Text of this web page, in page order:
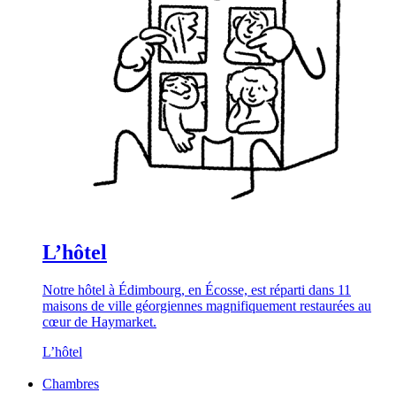
L’hôtel
Notre hôtel à Édimbourg, en Écosse, est réparti dans 11
maisons de ville géorgiennes magnifiquement restaurées au
cœur de Haymarket.
L’hôtel
Chambres